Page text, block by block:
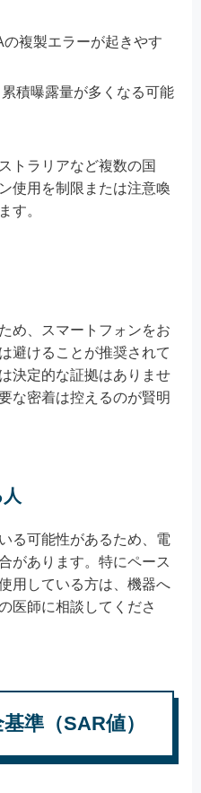
複製エラーが起きやす
積曝露量が多くなる可能
トラリアなど複数の国
使用を制限または注意喚
す。
め、スマートフォンをお
避けることが推奨されて
決定的な証拠はありませ
な密着は控えるのが賢明
る可能性があるため、電
があります。特にペース
用している方は、機器へ
医師に相談してくださ
準（SAR値）